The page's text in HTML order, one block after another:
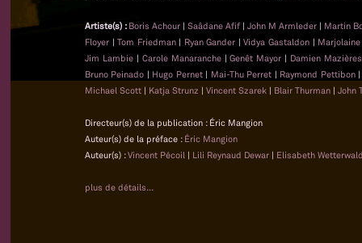
Artiste(s) : Boris Achour | Saâdane Afif | John M Armleder | Martin
Floyer |Tom Friedman| Ryan Gander |Vidya Gastaldon | Marjolaine
Jim Lambie| Carole Manaranche|Genêt Mayor | Damien Mazières
Bruno Peinado | Hugo Pernet| Mai-Thu Perret | Raymond Pettibon
Michael Scott | Katja Strunz | Vincent Szarek | Blair Thurman | John
Directeur(s) de la publication : Éric Mangion
Auteur(s) de la préface : Éric Mangion
Auteur(s) :Vincent Pécoil | Lili Reynaud Dewar | Elisabeth
plus de détails...